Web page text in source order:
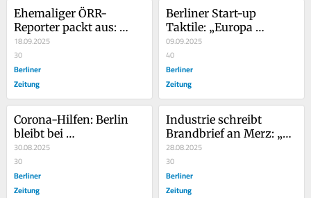
Ehemaliger ÖRR-
Reporter packt aus:
Deutschland tappt im
Dämmerlicht
18.09.2025
30
Berliner
Zeitung
Berliner Start-up
Taktile: „Europa
reguliert KI zu Tode“
09.09.2025
40
Berliner
Zeitung
Corona-Hilfen: Berlin
bleibt bei
Rückzahlungen hart –
wegen der XXL-
Schulden?
30.08.2025
30
Berliner
Zeitung
Industrie schreibt
Brandbrief an Merz: „So
geht es nicht weiter“
28.08.2025
30
Berliner
Zeitung